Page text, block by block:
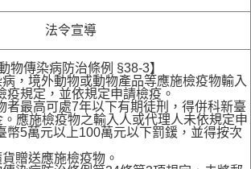
法令宣導
物傳染病防治條例 §38-3】
，境外動物或動物產品等應施檢疫物輸入
疫規定，並依規定申請檢疫。
者最高可處7年以下有期徒刑，得併科新臺
應施檢疫物之輸入人或代理人未依規定申
幣5萬元以上100萬元以下罰鍰，並得按次
贈送應施檢疫物。